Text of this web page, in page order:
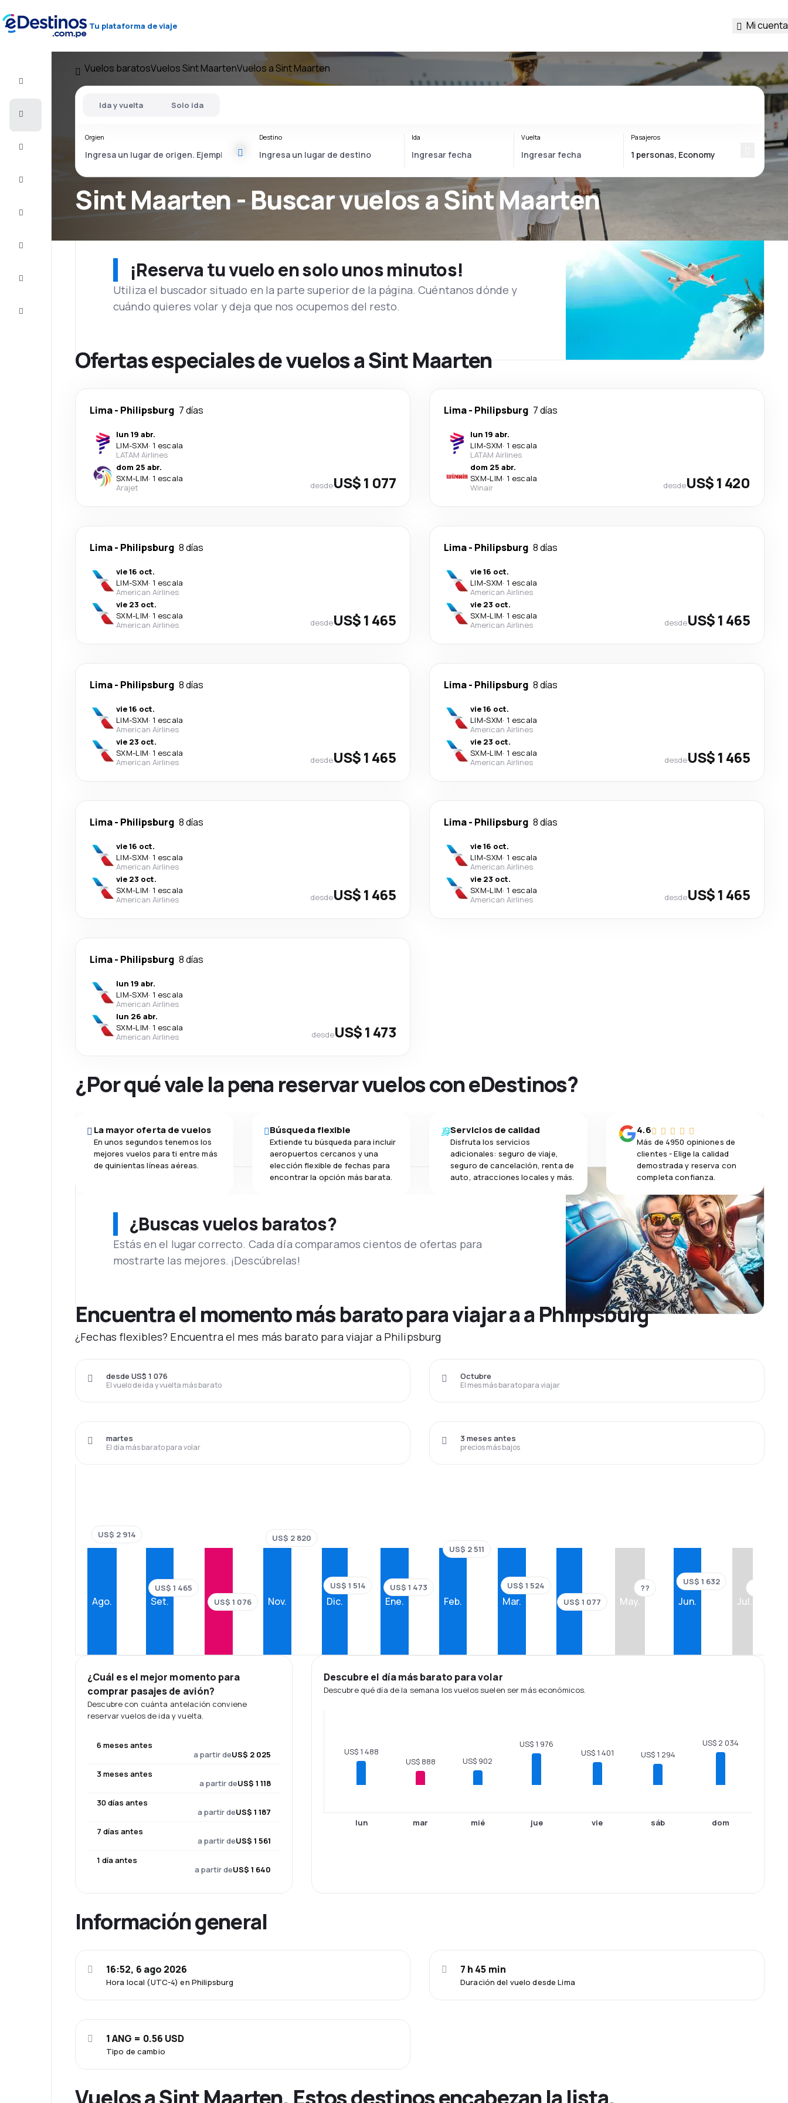
Tu plataforma de viaje Mi cuenta
Completa
Vuelos baratosVuelos Sint MaartenVuelos a Sint Maarten
Sint Maarten - Buscar vuelos a Sint Maarten
Ida y vuelta Solo ida
Orgien Destino Ida Vuelta Pasajeros
¡Reserva tu vuelo en solo unos minutos!
Utiliza el buscador situado en la parte superior de la página. Cuéntanos dónde y
cuándo quieres volar y deja que nos ocupemos del resto.
Ofertas especiales de vuelos a Sint Maarten
Lima- Philipsburg 7 días
lun 19 abr.
LIM-SXM· 1 escala
LATAM Airlines
dom 25 abr.
SXM-LIM· 1 escala
Arajet
desdeUS$ 1 077
Lima- Philipsburg 7 días
lun 19 abr.
LIM-SXM· 1 escala
LATAM Airlines
dom 25 abr.
SXM-LIM· 1 escala
Winair
desdeUS$ 1 420
Lima- Philipsburg 8 días
vie 16 oct.
LIM-SXM· 1 escala
American Airlines
vie 23 oct.
SXM-LIM· 1 escala
American Airlines
desdeUS$ 1 465
Lima- Philipsburg 8 días
vie 16 oct.
LIM-SXM· 1 escala
American Airlines
vie 23 oct.
SXM-LIM· 1 escala
American Airlines
desdeUS$ 1 465
Lima- Philipsburg 8 días
vie 16 oct.
LIM-SXM· 1 escala
American Airlines
vie 23 oct.
SXM-LIM· 1 escala
American Airlines
desdeUS$ 1 465
Lima- Philipsburg 8 días
vie 16 oct.
LIM-SXM· 1 escala
American Airlines
vie 23 oct.
SXM-LIM· 1 escala
American Airlines
desdeUS$ 1 465
Lima- Philipsburg 8 días
vie 16 oct.
LIM-SXM· 1 escala
American Airlines
vie 23 oct.
SXM-LIM· 1 escala
American Airlines
desdeUS$ 1 465
Lima- Philipsburg 8 días
vie 16 oct.
LIM-SXM· 1 escala
American Airlines
vie 23 oct.
SXM-LIM· 1 escala
American Airlines
desdeUS$ 1 465
Lima- Philipsburg 8 días
lun 19 abr.
LIM-SXM· 1 escala
American Airlines
lun 26 abr.
SXM-LIM· 1 escala
American Airlines
desdeUS$ 1 473
¿Por qué vale la pena reservar vuelos con eDestinos?
La mayor oferta de vuelos
En unos segundos tenemos los
mejores vuelos para ti entre más
de quinientas líneas aéreas.
Búsqueda flexible
Extiende tu búsqueda para incluir
aeropuertos cercanos y una
elección flexible de fechas para
encontrar la opción más barata.
Servicios de calidad
Disfruta los servicios
adicionales: seguro de viaje,
seguro de cancelación, renta de
auto, atracciones locales y más.
4.6
Más de 4950 opiniones de
clientes - Elige la calidad
demostrada y reserva con
completa confianza.
¿Buscas vuelos baratos?
Estás en el lugar correcto. Cada día comparamos cientos de ofertas para
mostrarte las mejores. ¡Descúbrelas!
Encuentra el momento más barato para viajar a a Philipsburg
¿Fechas flexibles? Encuentra el mes más barato para viajar a Philipsburg
El vuelo de ida y vuelta más barato
desde US$ 1 076
El mes más barato para viajar
Octubre
El día más barato para volar
martes
precios más bajos
3 meses antes
Ago.
US$ 2 914
Set.
US$ 1 465
Oct.
US$ 1 076 Nov.
US$ 2 820
Dic.
US$ 1 514
Ene.
US$ 1 473
Feb.
US$ 2 511
Mar.
US$ 1 524
Abr.
US$ 1 077 May.
??
Jun.
US$ 1 632
Jul.
¿Cuál es el mejor momento para
comprar pasajes de avión?
Descubre con cuánta antelación conviene
reservar vuelos de ida y vuelta.
6 meses antes
a partir deUS$ 2 025
3 meses antes
a partir deUS$ 1 118
30 días antes
a partir deUS$ 1 187
7 días antes
a partir deUS$ 1 561
1 día antes
a partir deUS$ 1 640
Descubre el día más barato para volar
Descubre qué día de la semana los vuelos suelen ser más económicos.
US$ 1 488
lun
US$ 888
mar
US$ 902
mié
US$ 1 976
jue
US$ 1 401
vie
US$ 1 294
sáb
US$ 2 034
dom
Información general
Hora local (UTC-4) en Philipsburg
16:52, 6 ago 2026
Duración del vuelo desde Lima
7 h 45 min
Tipo de cambio
1 ANG = 0.56 USD